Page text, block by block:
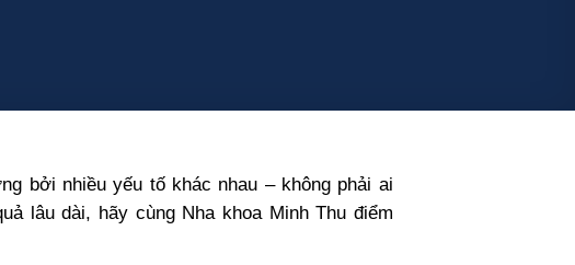
bởi nhiều yếu tố khác nhau – không phải ai
lâu dài, hãy cùng Nha khoa Minh Thu điểm